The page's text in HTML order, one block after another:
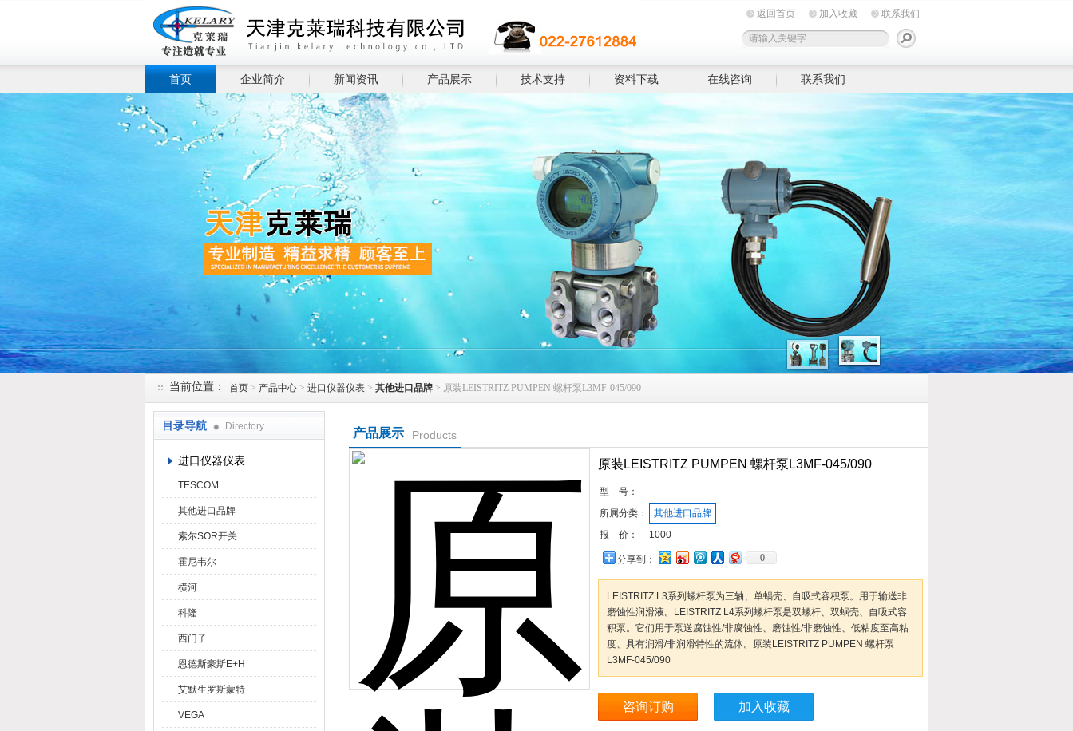
返回首页 加入收藏 联系我们
首页 企业简介 新闻资讯 产品展示 技术支持 资料下载 在线咨询 联系我们
当前位置： 首页 > 产品中心 > 进口仪器仪表 > 其他进口品牌 > 原装LEISTRITZ PUMPEN 螺杆泵L3MF-045/090
目录导航 Directory
进口仪器仪表
TESCOM
其他进口品牌
索尔SOR开关
霍尼韦尔
横河
科隆
西门子
恩德斯豪斯E+H
艾默生罗斯蒙特
VEGA
产品展示 Products
原装LEISTRITZ PUMPEN 螺杆泵L3MF-045/090
型 号：
所属分类：
其他进口品牌
报 价：
1000
分享到： 0
LEISTRITZ L3系列螺杆泵为三轴、单蜗壳、自吸式容积泵。用于输送非
磨蚀性润滑液。LEISTRITZ L4系列螺杆泵是双螺杆、双蜗壳、自吸式容
积泵。它们用于泵送腐蚀性/非腐蚀性、磨蚀性/非磨蚀性、低粘度至高粘
度、具有润滑/非润滑特性的流体。原装LEISTRITZ PUMPEN 螺杆泵
L3MF-045/090
咨询订购 加入收藏